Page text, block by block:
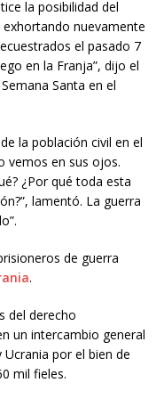
la posibilidad del
nuevamente
el pasado 7
en la Franja”, dijo el
Santa en el
la población civil en el
vemos en sus ojos.
¿Por qué toda esta
lamentó. La guerra
de guerra
.
del derecho
un intercambio general
por el bien de
mil fieles.